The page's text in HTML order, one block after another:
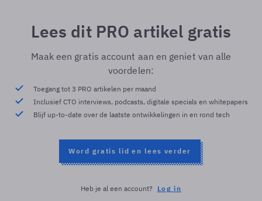
Lees dit PRO artikel gratis
Maak een gratis account aan en geniet van alle
voordelen:
Toegang tot 3 PRO artikelen per maand
Inclusief CTO interviews, podcasts, digitale specials en whitepapers
Blijf up-to-date over de laatste ontwikkelingen in en rond tech
Word gratis lid en lees verder
Heb je al een account? Log in